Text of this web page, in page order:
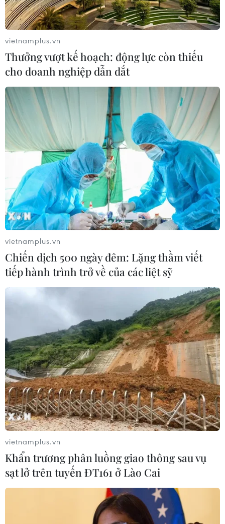
Ghép tạng cho trẻ em ở Việt Nam: Khan
hiếm nguồn tạng hiến tặng
06/11/2018 02:41
Dù được ví như “ánh sáng cuối đường hầm” với những
đứa trẻ không may mắc bệnh hiểm nghèo thế nhưng số
lượng các ca ghép tạng cho trẻ em tại Việt Nam rất ít ỏi
do khan hiếm nguồn tạng hiến tặng.
Hà Nội: Triệt phá đường dây môi giới mua
bán bộ phận cơ thể người
13/12/2018 10:21
Ngày 13/12, Công an quận Long Biên (Hà Nội) cho biết,
đã khởi tố vụ án, khởi tố bị can, tạm giam Nguyễn Đức
Thắng về tội danh "Mua bán, chiếm đoạt mô hoặc bộ
phận cơ thể người."
vietnamplus.vn
Thưởng vượt kế hoạch: động lực còn thiếu
cho doanh nghiệp dẫn dắt
vietnamplus.vn
Chiến dịch 500 ngày đêm: Lặng thầm viết
tiếp hành trình trở về của các liệt sỹ
vietnamplus.vn
Khẩn trương phân luồng giao thông sau vụ
sạt lở trên tuyến ĐT161 ở Lào Cai